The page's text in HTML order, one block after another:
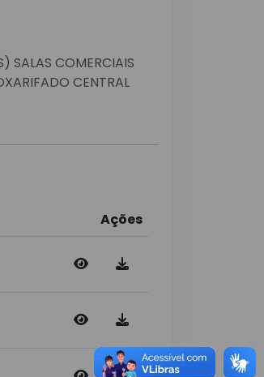
SALAS COMERCIAIS
CENTRAL
Ações